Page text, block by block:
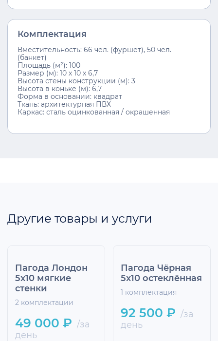
Комплектация
Вместительность: 66 чел. (фуршет), 50 чел.
(банкет)
Площадь (м²): 100
Размер (м): 10 х 10 х 6,7
Высота стены конструкции (м): 3
Высота в коньке (м): 6,7
Форма в основании: квадрат
Ткань: архитектурная ПВХ
Каркас: сталь оцинкованная / окрашенная
Другие товары и услуги
Пагода Лондон
5x10 мягкие
стенки
2 комплектации
49 000 ₽ /за
день
Пагода Чёрная
5x10 остеклённая
1 комплектация
92 500 ₽ /за
день